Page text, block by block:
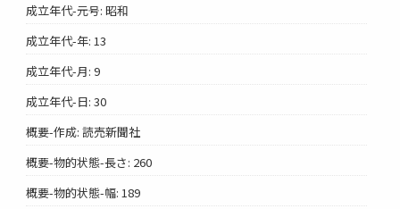
成立年代-元号: 昭和
成立年代-年: 13
成立年代-月: 9
成立年代-日: 30
概要-作成: 読売新聞社
概要-物的状態-長さ: 260
概要-物的状態-幅: 189